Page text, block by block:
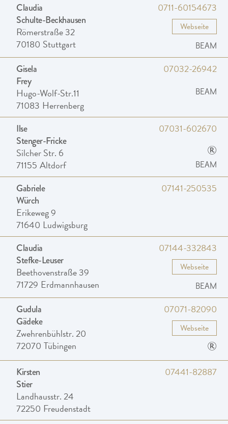
Claudia
Schulte-Beckhausen
Römerstraße 32
70180 Stuttgart
0711-60154673
Webseite
BEAM
Gisela
Frey
Hugo-Wolf-Str.11
71083 Herrenberg
07032-26942
BEAM
Ilse
Stenger-Fricke
Silcher Str. 6
71155 Altdorf
07031-602670
®
BEAM
Gabriele
Würch
Erikeweg 9
71640 Ludwigsburg
07141-250535
Claudia
Stefke-Leuser
Beethovenstraße 39
71729 Erdmannhausen
07144-332843
Webseite
BEAM
Gudula
Gädeke
Zwehrenbühlstr. 20
72070 Tübingen
07071-82090
Webseite
®
Kirsten
Stier
Landhausstr. 24
72250 Freudenstadt
07441-82887